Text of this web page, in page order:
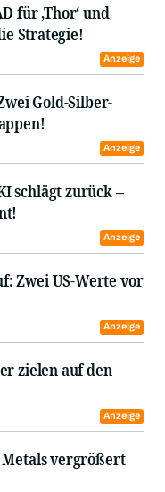
‚Thor‘ und
Strategie!
Anzeige
Gold-Silber-
Anzeige
schlägt zurück –
Anzeige
Zwei US-Werte vor
Anzeige
zielen auf den
Anzeige
vergrößert